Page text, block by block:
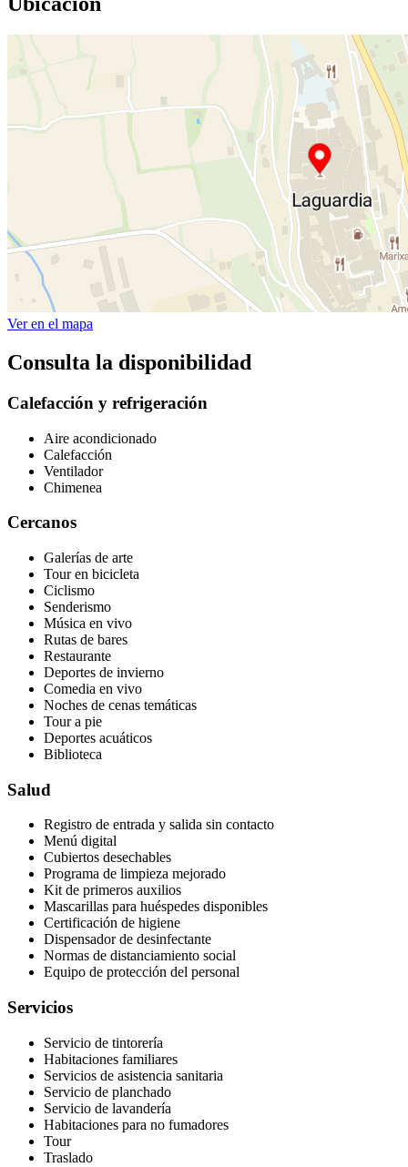
Ver en el mapa
Consulta la disponibilidad
Calefacción y refrigeración
Aire acondicionado
Calefacción
Ventilador
Chimenea
Cercanos
Galerías de arte
Tour en bicicleta
Ciclismo
Senderismo
Música en vivo
Rutas de bares
Restaurante
Deportes de invierno
Comedia en vivo
Noches de cenas temáticas
Tour a pie
Deportes acuáticos
Biblioteca
Salud
Registro de entrada y salida sin contacto
Menú digital
Cubiertos desechables
Programa de limpieza mejorado
Kit de primeros auxilios
Mascarillas para huéspedes disponibles
Certificación de higiene
Dispensador de desinfectante
Normas de distanciamiento social
Equipo de protección del personal
Servicios
Servicio de tintorería
Habitaciones familiares
Servicios de asistencia sanitaria
Servicio de planchado
Servicio de lavandería
Habitaciones para no fumadores
Tour
Traslado